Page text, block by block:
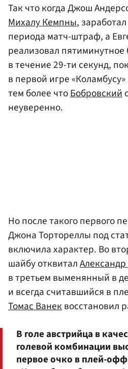
Так что когда Джош
Михалу Кемпны,
периода матч-штраф, а
реализовал
в течение 29-ти секунд,
в первой игре
тем более чтоБобровский
неуверенно.
Но после такого первого
Джона Тортореллы под
включила характер. Во
шайбу отквитал
в третьем выменянный в
и всегда считавшийся в
Томас Ванеквосстановил
В голе австрийца в
голевой комбинации
первое очко в плей-офф